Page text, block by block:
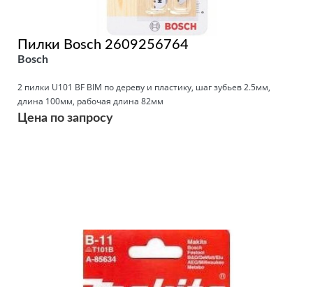
Пилки Bosch 2609256764
Bosch
2 пилки U101 BF BIM по дереву и пластику, шаг зубьев 2.5мм,
длина 100мм, рабочая длина 82мм
Цена по запросу